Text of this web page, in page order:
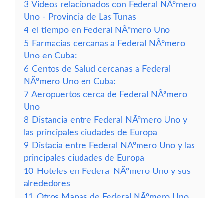
3 Vídeos relacionados con Federal NÃºmero
Uno - Provincia de Las Tunas
4 el tiempo en Federal NÃºmero Uno
5 Farmacias cercanas a Federal NÃºmero
Uno en Cuba:
6 Centos de Salud cercanas a Federal
NÃºmero Uno en Cuba:
7 Aeropuertos cerca de Federal NÃºmero
Uno
8 Distancia entre Federal NÃºmero Uno y
las principales ciudades de Europa
9 Distacia entre Federal NÃºmero Uno y las
principales ciudades de Europa
10 Hoteles en Federal NÃºmero Uno y sus
alrededores